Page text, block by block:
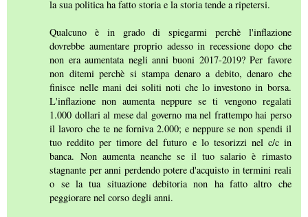
la sua politica ha fatto storia e la storia tende a ripetersi.
Qualcuno è in grado di spiegarmi perchè l'inflazione
dovrebbe aumentare proprio adesso in recessione dopo che
non era aumentata negli anni buoni 2017-2019? Per favore
non ditemi perchè si stampa denaro a debito, denaro che
finisce nelle mani dei soliti noti che lo investono in borsa.
L'inflazione non aumenta neppure se ti vengono regalati
1.000 dollari al mese dal governo ma nel frattempo hai perso
il lavoro che te ne forniva 2.000; e neppure se non spendi il
tuo reddito per timore del futuro e lo tesorizzi nel c/c in
banca. Non aumenta neanche se il tuo salario è rimasto
stagnante per anni perdendo potere d'acquisto in termini reali
o se la tua situazione debitoria non ha fatto altro che
peggiorare nel corso degli anni.